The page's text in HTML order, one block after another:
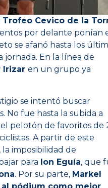
Trofeo Cevico de la
por delante ponían
se afanó hasta los
jornada. En la línea de
Irizar en un grupo ya
se intentó buscar
No fue hasta la subida a
pelotón de favoritos de
A partir de este
imposibilidad de
para Ion Eguía, que
. Por su parte, Markel
pódium como mejor